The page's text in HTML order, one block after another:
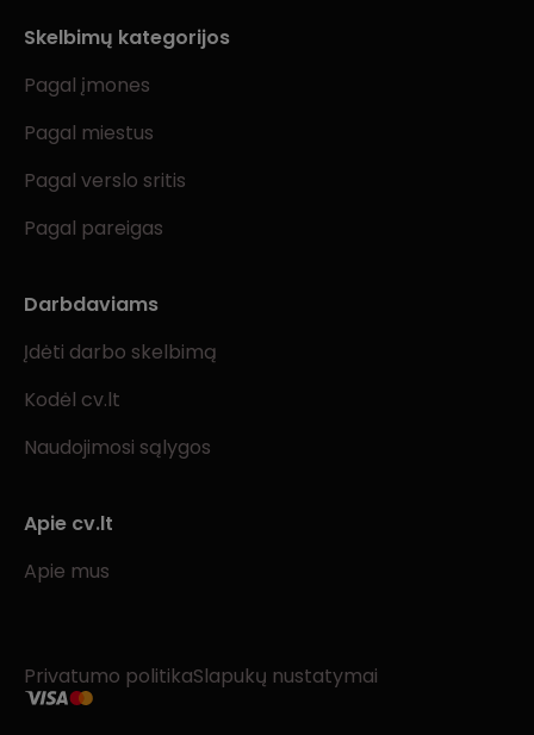
Skelbimų kategorijos
Pagal įmones
Pagal miestus
Pagal verslo sritis
Pagal pareigas
Darbdaviams
Įdėti darbo skelbimą
Kodėl cv.lt
Naudojimosi sąlygos
Apie cv.lt
Apie mus
Privatumo politikaSlapukų nustatymai